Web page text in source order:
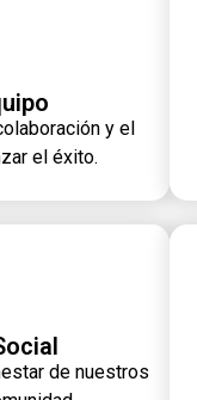
y el
el éxito.
de nuestros